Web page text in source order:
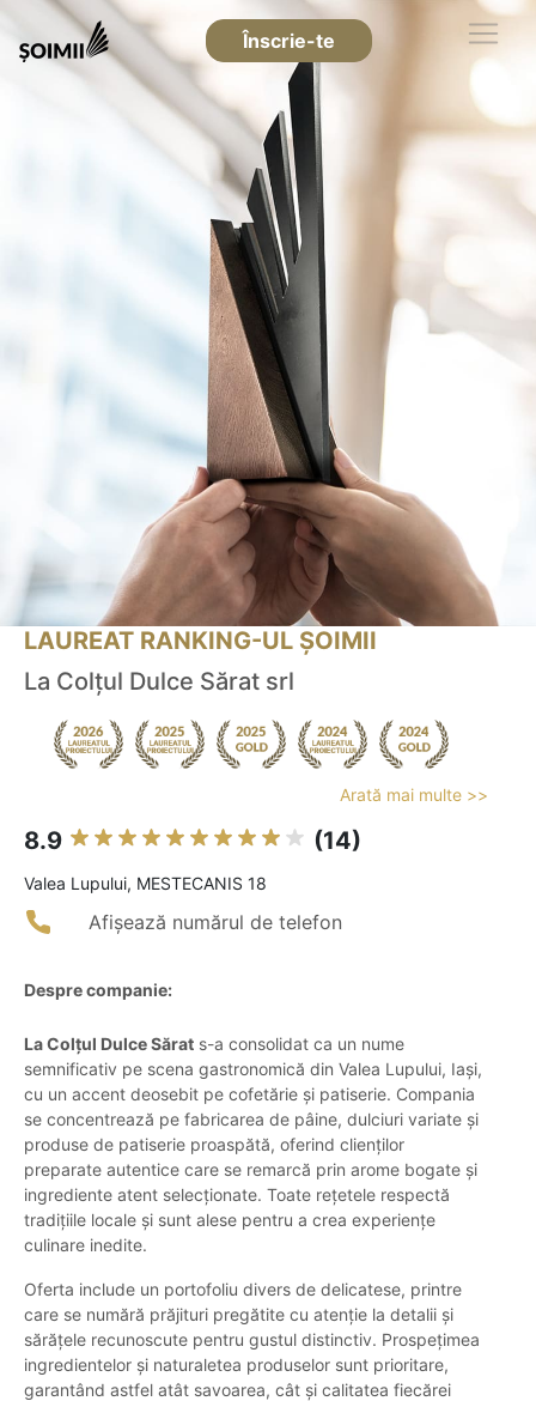
Înscrie-te
LAUREAT RANKING-UL ȘOIMII
La Colțul Dulce Sărat srl
Arată mai multe >>
8.9 (14)
Valea Lupului, MESTECANIS 18
Afișează numărul de telefon
Despre companie:
La Colțul Dulce Sărat s-a consolidat ca un nume
semnificativ pe scena gastronomică din Valea Lupului, Iași,
cu un accent deosebit pe cofetărie și patiserie. Compania
se concentrează pe fabricarea de pâine, dulciuri variate și
produse de patiserie proaspătă, oferind clienților
preparate autentice care se remarcă prin arome bogate și
ingrediente atent selecționate. Toate rețetele respectă
tradițiile locale și sunt alese pentru a crea experiențe
culinare inedite.
Oferta include un portofoliu divers de delicatese, printre
care se numără prăjituri pregătite cu atenție la detalii și
sărățele recunoscute pentru gustul distinctiv. Prospețimea
ingredientelor și naturaletea produselor sunt prioritare,
garantând astfel atât savoarea, cât și calitatea fiecărei